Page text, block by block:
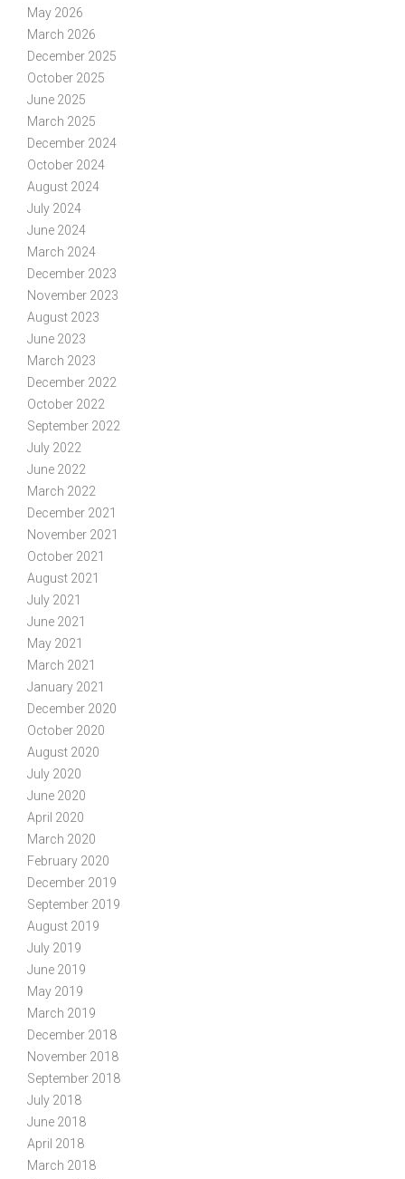
May 2026
March 2026
December 2025
October 2025
June 2025
March 2025
December 2024
October 2024
August 2024
July 2024
June 2024
March 2024
December 2023
November 2023
August 2023
June 2023
March 2023
December 2022
October 2022
September 2022
July 2022
June 2022
March 2022
December 2021
November 2021
October 2021
August 2021
July 2021
June 2021
May 2021
March 2021
January 2021
December 2020
October 2020
August 2020
July 2020
June 2020
April 2020
March 2020
February 2020
December 2019
September 2019
August 2019
July 2019
June 2019
May 2019
March 2019
December 2018
November 2018
September 2018
July 2018
June 2018
April 2018
March 2018